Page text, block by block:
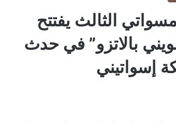
الثالث يفتتح
بالاتزو” في حدث
إسواتيني